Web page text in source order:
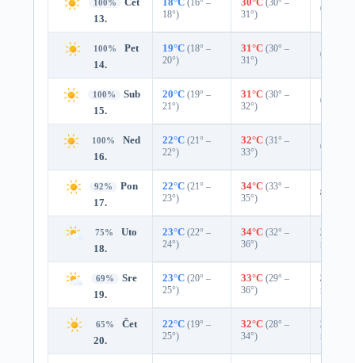
100%
13.
18°)
31°)
0%
100%
Pet
14.
19°C (18° –
20°)
31°C (30° –
31°)
0%
100%
Sub
15.
20°C (19° –
21°)
31°C (30° –
32°)
0%
100%
Ned
16.
22°C (21° –
22°)
32°C (31° –
33°)
0%
92%
Pon
17.
22°C (21° –
23°)
34°C (33° –
35°)
8%
75%
Uto
18.
23°C (22° –
24°)
34°C (32° –
36°)
25%
mm)
69%
Sre
19.
23°C (20° –
25°)
33°C (29° –
36°)
31%
mm)
65%
Čet
20.
22°C (19° –
25°)
32°C (28° –
34°)
27%
mm)